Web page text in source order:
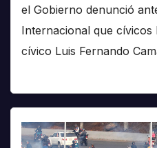
el Gobierno denunció
Internacional que cívicos
cívico Luis Fernando